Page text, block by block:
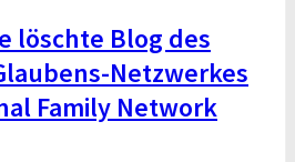
löschte Blog des
Netzwerkes
Family Network